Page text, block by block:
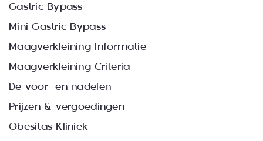
Gastric Bypass
Mini Gastric Bypass
Maagverkleining Informatie
Maagverkleining Criteria
De voor- en nadelen
Prijzen & vergoedingen
Obesitas Kliniek